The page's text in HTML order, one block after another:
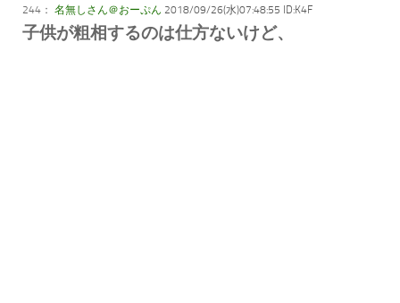
244： 名無しさん＠おーぷん 2018/09/26(水)07:48:55 ID:K4F
子供が粗相するのは仕方ないけど、